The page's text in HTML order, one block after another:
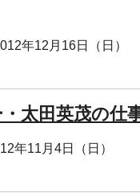
年12月16日（日）
太田英茂の仕
年11月4日（日）